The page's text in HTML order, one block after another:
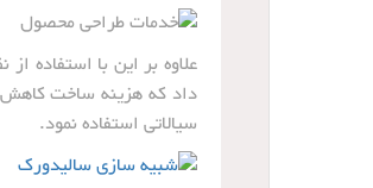
علاوه بر این با استفاده
داد که هزینه ساخت کاهش
سیالاتی استفاده نمود.